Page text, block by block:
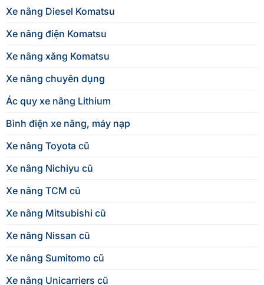
Xe nâng Diesel Komatsu
Xe nâng điện Komatsu
Xe nâng xăng Komatsu
Xe nâng chuyên dụng
Ác quy xe nâng Lithium
Bình điện xe nâng, máy nạp
Xe nâng Toyota cũ
Xe nâng Nichiyu cũ
Xe nâng TCM cũ
Xe nâng Mitsubishi cũ
Xe nâng Nissan cũ
Xe nâng Sumitomo cũ
Xe nâng Unicarriers cũ